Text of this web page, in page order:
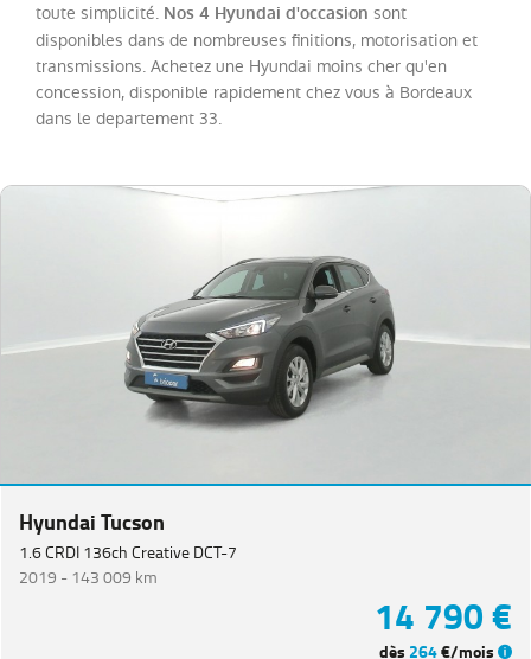
Prix
Puissance
Equipement
toute simplicité. Nos 4 Hyundai d'occasion sont
disponibles dans de nombreuses finitions, motorisation et
transmissions. Achetez une Hyundai moins cher qu'en
concession, disponible rapidement chez vous à Bordeaux
dans le departement 33.
Hyundai Tucson
1.6 CRDI 136ch Creative DCT-7
2019 - 143 009 km
14 790 €
dès 264€/mois